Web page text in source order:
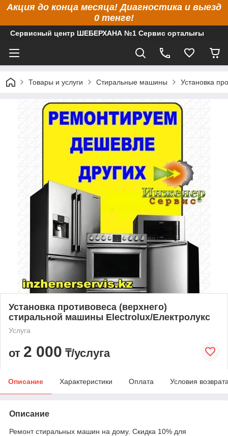
Акция до конца месяца! Диагностика и выезд
0 тенге!
Сервисный центр ШЕБЕРХАНА №1 Сервис орталығы
Товары и услуги Стиральные машины Установка
Установка противовеса (верхнего)
стиральной машины Electrolux/Електролукс
Услуга
от 2 000 ₸/услуга
Описание Характеристики Оплата Условия
Описание
Ремонт стиральных машин на дому. Скидка 10% для